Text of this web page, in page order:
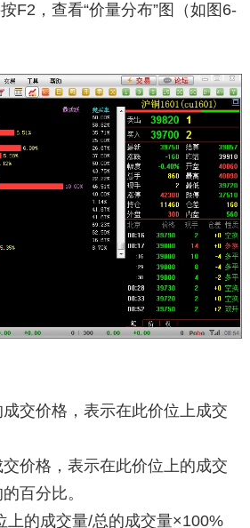
F2，查看“价量分布”图（如图6-
交价格，表示在此价位上成交
价格，表示在此价位上的成交
百分比。
上的成交量/总的成交量×100%